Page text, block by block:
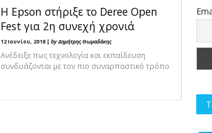
Η Epson στήριξε το Deree Open
Fest για 2η συνεχή χρονιά
12 Ιουνίου, 2018 | by Δημήτρης Θωμαδάκης
Ανέδειξε πως τεχνολογία και εκπαίδευση
συνδυάζονται με τον πιο συναρπαστικό τρόπο